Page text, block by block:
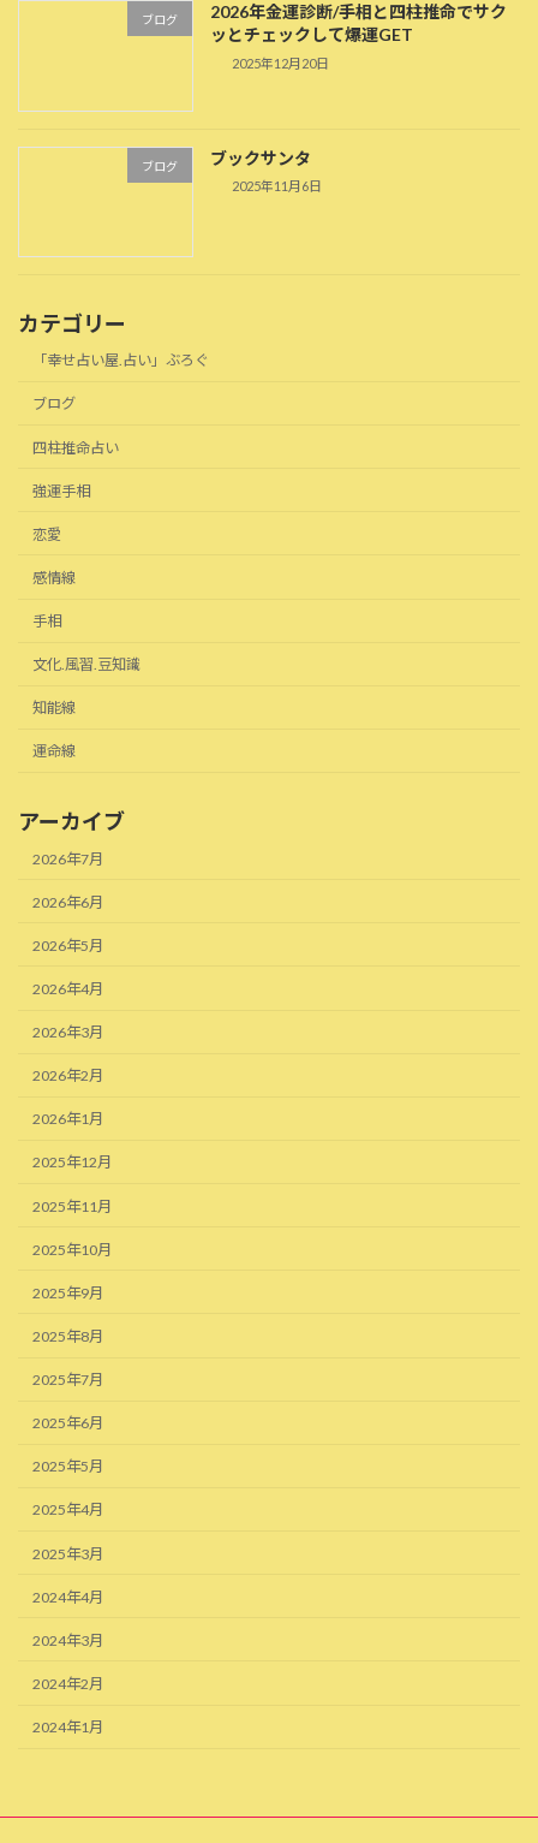
ブログ
2026年金運診断/手相と四柱推命でサク
ッとチェックして爆運GET
2025年12月20日
ブログ ブックサンタ
2025年11月6日
カテゴリー
「幸せ占い屋.占い」ぶろぐ
ブログ
四柱推命占い
強運手相
恋愛
感情線
手相
文化.風習.豆知識
知能線
運命線
アーカイブ
2026年7月
2026年6月
2026年5月
2026年4月
2026年3月
2026年2月
2026年1月
2025年12月
2025年11月
2025年10月
2025年9月
2025年8月
2025年7月
2025年6月
2025年5月
2025年4月
2025年3月
2024年4月
2024年3月
2024年2月
2024年1月